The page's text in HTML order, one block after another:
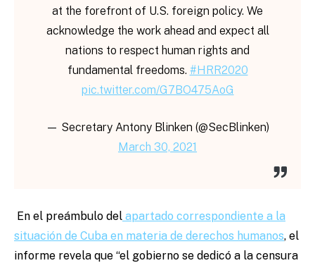
at the forefront of U.S. foreign policy. We
acknowledge the work ahead and expect all
nations to respect human rights and
fundamental freedoms. #HRR2020
pic.twitter.com/G7BO475AoG
— Secretary Antony Blinken (@SecBlinken)
March 30, 2021
En el preámbulo del apartado correspondiente a la
situación de Cuba en materia de derechos humanos, el
informe revela que “el gobierno se dedicó a la censura